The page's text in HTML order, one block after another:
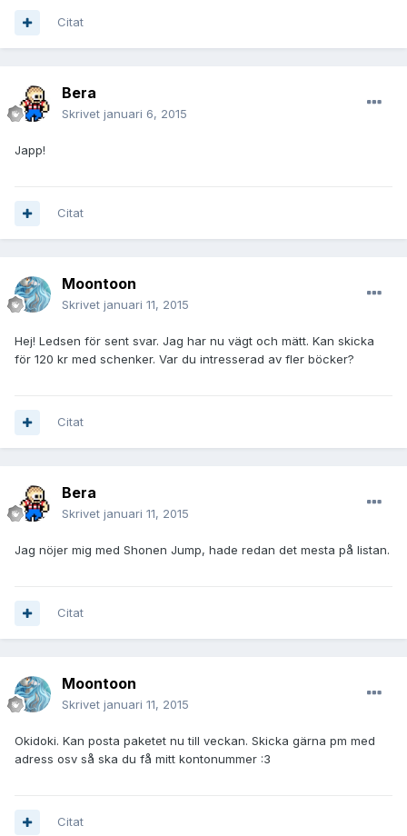
Citat
Bera
Skrivet januari 6, 2015
Japp!
Citat
Moontoon
Skrivet januari 11, 2015
Hej! Ledsen för sent svar. Jag har nu vägt och mätt. Kan skicka
för 120 kr med schenker. Var du intresserad av fler böcker?
Citat
Bera
Skrivet januari 11, 2015
Jag nöjer mig med Shonen Jump, hade redan det mesta på listan.
Citat
Moontoon
Skrivet januari 11, 2015
Okidoki. Kan posta paketet nu till veckan. Skicka gärna pm med
adress osv så ska du få mitt kontonummer :3
Citat